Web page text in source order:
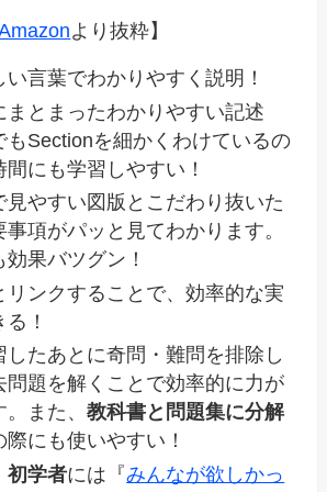
より抜粋】
言葉でわかりやすく説明！
まとまったわかりやすい記述
もSectionを細かくわけているの
にも学習しやすい！
見やすい図版とこだわり抜いた
項がパッと見てわかります。
果バツグン！
リンクすることで、効率的な実
！
したあとに奇問・難問を排除し
問題を解くことで効率的に力が
。また、教科書と問題集に分解
にも使いやすい！
初学者には『みんなが欲しかっ